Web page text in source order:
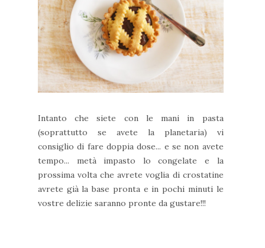
Intanto che siete con le mani in pasta
(soprattutto se avete la planetaria) vi
consiglio di fare doppia dose... e se non avete
tempo... metà impasto lo congelate e la
prossima volta che avrete voglia di crostatine
avrete già la base pronta e in pochi minuti le
vostre delizie saranno pronte da gustare!!!